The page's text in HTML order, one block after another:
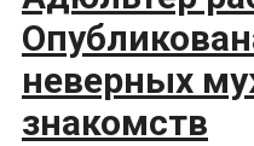
неверных
знакомств